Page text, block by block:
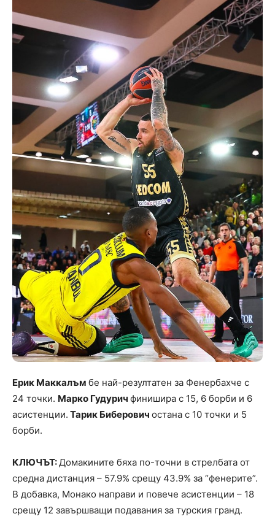
Ерик Маккалъм бе най-резултатен за Фенербахче с
24 точки. Марко Гудурич финишира с 15, 6 борби и 6
асистенции. Тарик Биберович остана с 10 точки и 5
борби.
КЛЮЧЪТ:Домакините бяха по-точни в стрелбата от
средна дистанция – 57.9% срещу 43.9% за “фенерите”.
В добавка, Монако направи и повече асистенции – 18
срещу 12 завършващи подавания за турския гранд.